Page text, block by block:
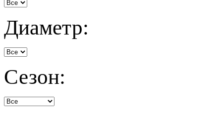
Диаметр:
Сезон: